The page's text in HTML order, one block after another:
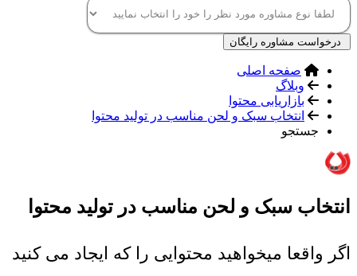
درخواست مشاوره رایگان
صفحه اصلی
وبلاگ
بازاریابی محتوا
انتخاب سبک و لحن مناسب در تولید محتوا
جستجو
انتخاب سبک و لحن مناسب در تولید محتوا
اگر واقعا میخواهید محتوایی را که ایجاد می کنید